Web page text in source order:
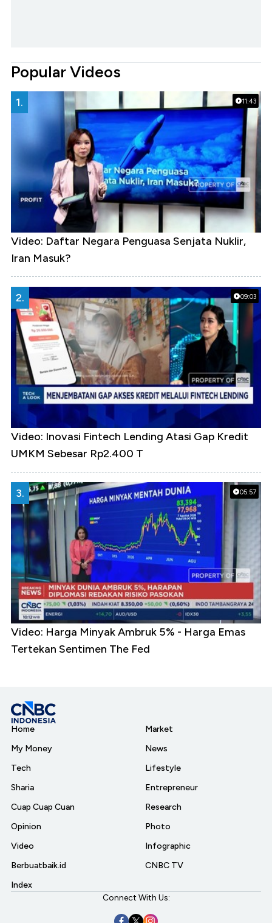
Popular Videos
11:43
1.
Video: Daftar Negara Penguasa Senjata Nuklir,
Iran Masuk?
09:03
2.
Video: Inovasi Fintech Lending Atasi Gap Kredit
UMKM Sebesar Rp2.400 T
05:57
3.
Video: Harga Minyak Ambruk 5% - Harga Emas
Tertekan Sentimen The Fed
Home
My Money
Tech
Sharia
Cuap Cuap Cuan
Opinion
Video
Berbuatbaik.id
Index
Market
News
Lifestyle
Entrepreneur
Research
Photo
Infographic
CNBC TV
Connect With Us: